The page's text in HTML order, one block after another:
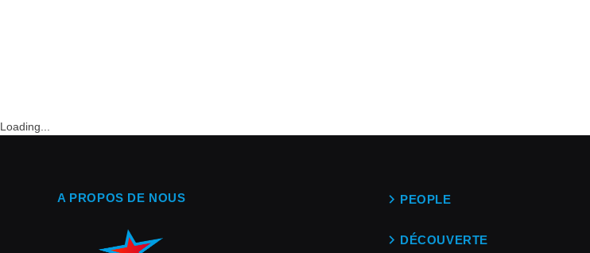
Loading...
A PROPOS DE NOUS PEOPLE
DÉCOUVERTE